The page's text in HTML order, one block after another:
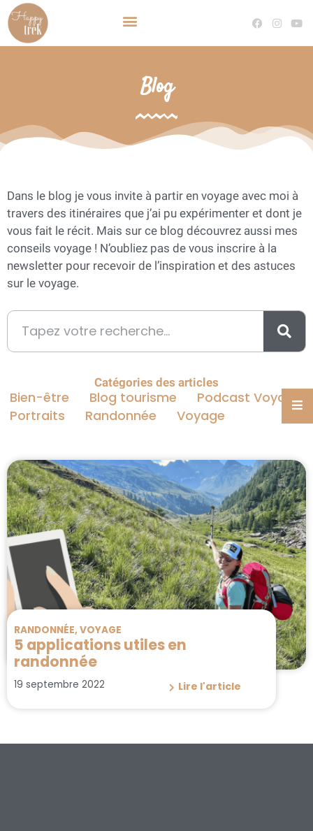
Blog
Dans le blog je vous invite à partir en voyage avec moi à
travers des itinéraires que j’ai pu expérimenter et dont je
vous fait le récit. Mais sur ce blog découvrez aussi mes
conseils voyage ! N’oubliez pas de vous inscrire à la
newsletter pour recevoir de l’inspiration et des astuces
sur le voyage.
Catégories des articles
Bien-être Blog tourisme
Podcast Voyage
Portraits
Randonnée Voyage
RANDONNÉE, VOYAGE
5 applications utiles en
randonnée
19 septembre 2022 Lire l'article